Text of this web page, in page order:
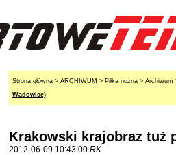
Strona główna> ARCHIWUM > Piłka nożna> Archiwum
Wadowice)
Krakowski krajobraz tuż
2012-06-09 10:43:00 RK